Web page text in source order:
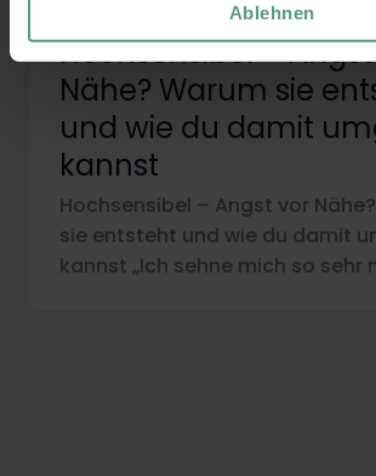
Ablehnen
Hochsensibel –
Nähe? Warum sie
und wie du damit
kannst
Hochsensibel – Angst vor
sie entsteht und wie du damit
kannst „Ich sehne mich so sehr